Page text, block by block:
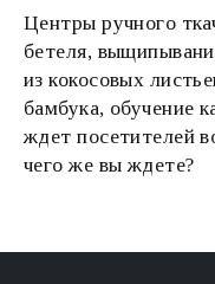
Центры ручного
бетеля,
из кокосовых
бамбука, обучение
ждет посетителей
чего же вы ждете?